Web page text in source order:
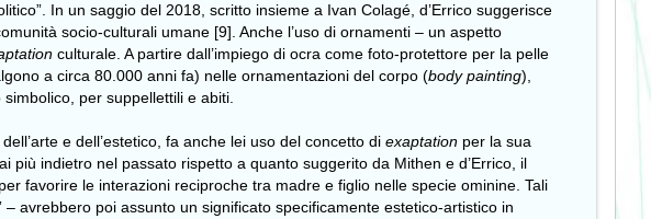
In un saggio del 2018, scritto insieme a Ivan Colagé, d’Errico suggerisce
socio-culturali umane [9]. Anche l’uso di ornamenti – un aspetto
culturale. A partire dall’impiego di ocra come foto-protettore per la pelle
a circa 80.000 anni fa) nelle ornamentazioni del corpo (body painting),
per suppellettili e abiti.
e dell’estetico, fa anche lei uso del concetto di exaptation per la sua
più indietro nel passato rispetto a quanto suggerito da Mithen e d’Errico, il
favorire le interazioni reciproche tra madre e figlio nelle specie ominine. Tali
avrebbero poi assunto un significato specificamente estetico-artistico in